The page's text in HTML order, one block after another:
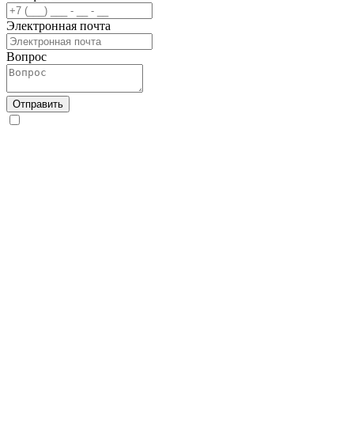
Электронная почта
Вопрос
Отправить